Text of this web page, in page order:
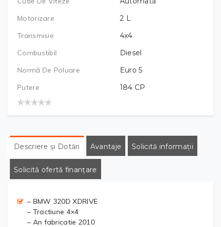
Motorizare
2 L
Transmisie
4x4
Combustibil
Diesel
Normă De Poluare
Euro 5
Putere
184 CP
Descriere și Dotări Avantaje Solicită informații
Solicită ofertă finanțare
– BMW 320D XDRIVE
– Tractiune 4×4
– An fabricatie 2010